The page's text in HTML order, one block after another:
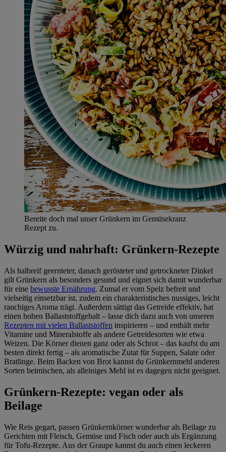
Bereite doch mal unser Grünkern im Gemüsekranz
Rezept zu.
Würzig und nahrhaft: Grünkern-Rezepte
Als halbreif geernteter, danach gerösteter und getrockneter Dinkel
gilt Grünkern als besonders gesund und eignet sich damit wunderbar
für eine bewusste Ernährung. Zumal er vom Spelz befreit und
vielseitig einsetzbar ist, zudem ein charakteristisches nussiges, leicht
rauchiges Aroma trägt. Außerdem sättigt das Getreide effektiv, hat
einen hohen Ballaststoffgehalt – lasse dich dazu auch von unseren
Rezepten mit vielen Ballaststoffen inspirieren – und enthält mehr
Vitamine und Mineralstoffe als andere Getreidesorten wie etwa
Weizen. Die Körner dienen ganz oder als Schrot – das kaufst du am
besten direkt fertig – als aromatische Zutat für Suppen, Salate oder
Bratlinge. Beim Backen von Brot kannst du Grünkernmehl anderen
Sorten beimischen, als alleiniges Mehl ist es dagegen nicht geeignet.
Grünkern-Rezepte: vegan oder als
Beilage
Wie Reis gegart, passen Grünkernkörner wunderbar als Beilage zu
Gerichten mit Fleisch, Gemüse und Fisch oder auch als Ergänzung
für Tofu-Rezepte. Aus der Graupe kannst du auch einen leckeren